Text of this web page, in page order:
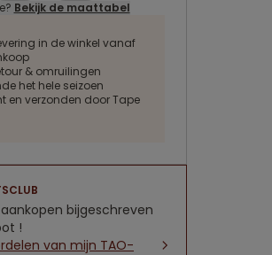
Bekijk de maattabel
in de winkel vanaf
& omruilingen
het hele seizoen
en verzonden door Tape
aankopen bijgeschreven
!
van mijn TAO-